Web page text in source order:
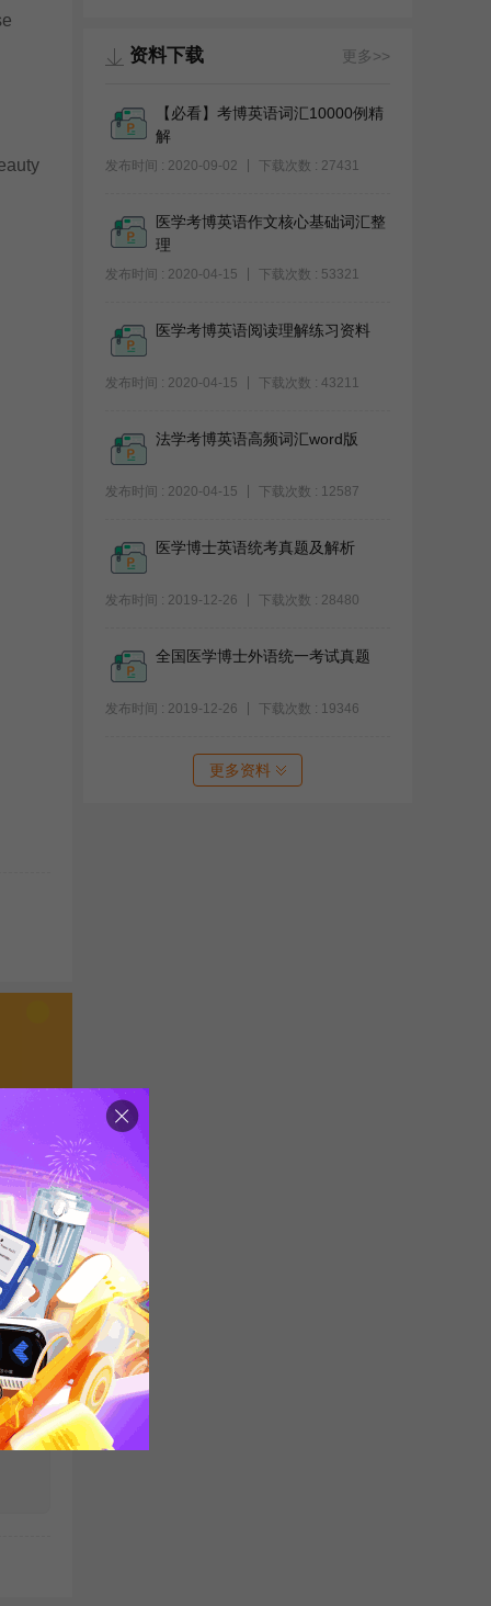
集
理
统
资料下载 更多>>
【必看】考博英语词汇10000例精
解
发布时间 : 2020-09-02 下载次数 : 27431
医学考博英语作文核心基础词汇整
理
发布时间 : 2020-04-15 下载次数 : 53321
医学考博英语阅读理解练习资料
发布时间 : 2020-04-15 下载次数 : 43211
法学考博英语高频词汇word版
发布时间 : 2020-04-15 下载次数 : 12587
医学博士英语统考真题及解析
发布时间 : 2019-12-26 下载次数 : 28480
全国医学博士外语统一考试真题
发布时间 : 2019-12-26 下载次数 : 19346
更多资料